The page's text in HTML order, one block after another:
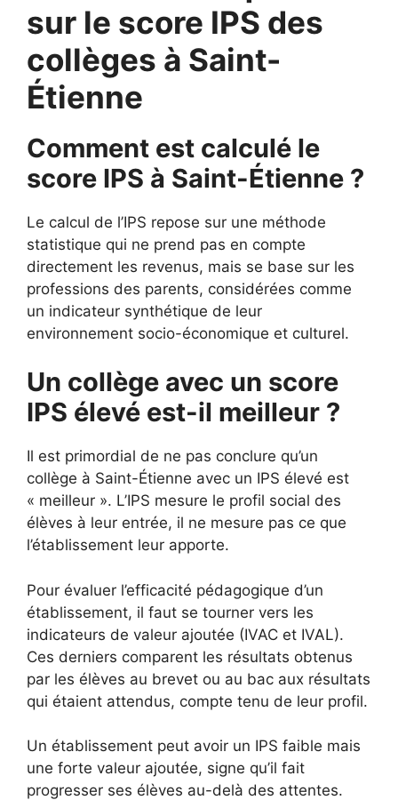
sur le score IPS des
collèges à Saint-
Étienne
Comment est calculé le
score IPS à Saint-Étienne ?
Le calcul de l’IPS repose sur une méthode
statistique qui ne prend pas en compte
directement les revenus, mais se base sur les
professions des parents, considérées comme
un indicateur synthétique de leur
environnement socio-économique et culturel.
Un collège avec un score
IPS élevé est-il meilleur ?
Il est primordial de ne pas conclure qu’un
collège à Saint-Étienne avec un IPS élevé est
« meilleur ». L’IPS mesure le profil social des
élèves à leur entrée, il ne mesure pas ce que
l’établissement leur apporte.
Pour évaluer l’efficacité pédagogique d’un
établissement, il faut se tourner vers les
indicateurs de valeur ajoutée (IVAC et IVAL).
Ces derniers comparent les résultats obtenus
par les élèves au brevet ou au bac aux résultats
qui étaient attendus, compte tenu de leur profil.
Un établissement peut avoir un IPS faible mais
une forte valeur ajoutée, signe qu’il fait
progresser ses élèves au-delà des attentes.